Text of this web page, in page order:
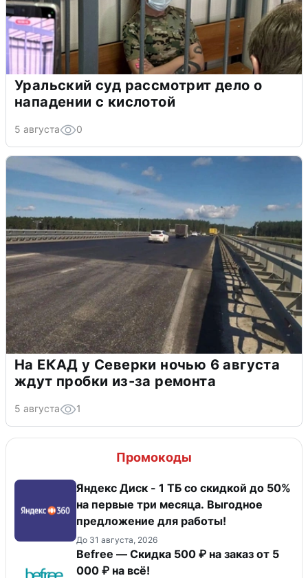
Уральский суд рассмотрит дело о
нападении с кислотой
5 августа 0
На ЕКАД у Северки ночью 6 августа
ждут пробки из-за ремонта
5 августа 1
Промокоды
Яндекс Диск - 1 ТБ со скидкой до 50%
на первые три месяца. Выгодное
предложение для работы!
До 31 августа, 2026
Befree — Скидка 500 ₽ на заказ от 5
000 ₽ на всё!